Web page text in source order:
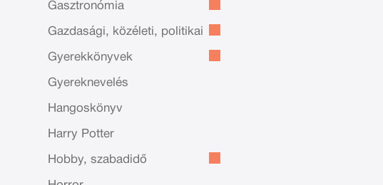
Gasztronómia
Gazdasági, közéleti, politikai
Gyerekkönyvek
Gyereknevelés
Hangoskönyv
Harry Potter
Hobby, szabadidő